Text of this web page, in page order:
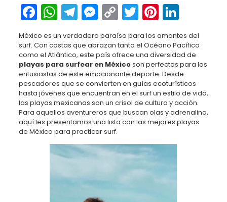
Facebook
WhatsApp
Telegram
Messenger
Copy
Link
TwitterPinterest
México es un verdadero paraíso para los amantes del
surf. Con costas que abrazan tanto el Océano Pacífico
como el Atlántico, este país ofrece una diversidad de
playas para surfear en Méxicoson perfectas para los
entusiastas de este emocionante deporte. Desde
pescadores que se convierten en guías ecoturísticos
hasta jóvenes que encuentran en el surf un estilo de vida,
las playas mexicanas son un crisol de cultura y acción.
Para aquellos aventureros que buscan olas y adrenalina,
aquí les presentamos una lista con las mejores playas
de México para practicar surf.